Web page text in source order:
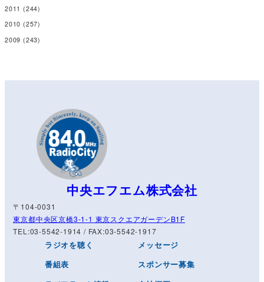
2011 (244)
2010 (257)
2009 (243)
中央エフエム株式会社
〒104-0031
東京都中央区京橋3-1-1 東京スクエアガーデンB1F
TEL:03-5542-1914 / FAX:03-5542-1917
ラジオを聴く
番組表
メッセージ
スポンサー募集